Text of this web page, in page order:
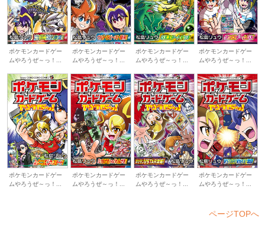
ポケモンカードゲー
ムやろうぜ～っ！...
ポケモンカードゲー
ムやろうぜ～っ！...
ポケモンカードゲー
ムやろうぜ～っ！...
ポケモンカードゲー
ムやろうぜ～っ！...
ポケモンカードゲー
ムやろうぜ～っ！...
ポケモンカードゲー
ムやろうぜ～っ！...
ポケモンカードゲー
ムやろうぜ～っ！...
ポケモンカードゲー
ムやろうぜ～っ！...
ページTOPへ